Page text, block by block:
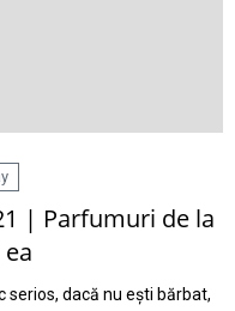
| Parfumuri de la
serios, dacă nu ești bărbat,